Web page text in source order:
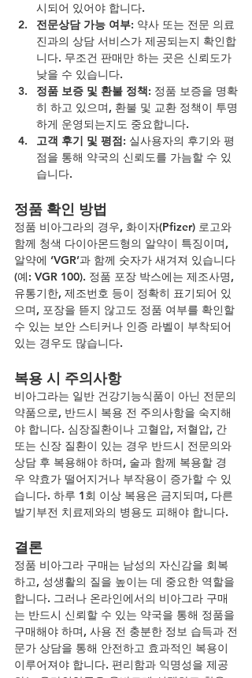
시되어 있어야 합니다.
전문상담 가능 여부: 약사 또는 전문 의료
진과의 상담 서비스가 제공되는지 확인합
니다. 무조건 판매만 하는 곳은 신뢰도가
낮을 수 있습니다.
정품 보증 및 환불 정책: 정품 보증을 명확
히 하고 있으며, 환불 및 교환 정책이 투명
하게 운영되는지도 중요합니다.
고객 후기 및 평점 : 실사용자의 후기와 평
점을 통해 약국의 신뢰도를 가늠할 수 있
습니다.
정품 확인 방법
정품 비아그라의 경우, 화이자(Pfizer) 로고와
함께 청색 다이아몬드형의 알약이 특징이며,
알약에 ‘VGR’과 함께 숫자가 새겨져 있습니다
(예: VGR 100). 정품 포장 박스에는 제조사명,
유통기한, 제조번호 등이 정확히 표기되어 있
으며, 포장을 뜯지 않고도 정품 여부를 확인할
수 있는 보안 스티커나 인증 라벨이 부착되어
있는 경우도 많습니다.
복용 시 주의사항
비아그라는 일반 건강기능식품이 아닌 전문의
약품으로, 반드시 복용 전 주의사항을 숙지해
야 합니다. 심장질환이나 고혈압, 저혈압, 간
또는 신장 질환이 있는 경우 반드시 전문의와
상담 후 복용해야 하며, 술과 함께 복용할 경
우 약효가 떨어지거나 부작용이 증가할 수 있
습니다. 하루 1회 이상 복용은 금지되며, 다른
발기부전 치료제와의 병용도 피해야 합니다.
결론
정품 비아그라 구매는 남성의 자신감을 회복
하고, 성생활의 질을 높이는 데 중요한 역할을
합니다. 그러나 온라인에서의 비아그라 구매
는 반드시 신뢰할 수 있는 약국을 통해 정품을
구매해야 하며, 사용 전 충분한 정보 습득과 전
문가 상담을 통해 안전하고 효과적인 복용이
이루어져야 합니다. 편리함과 익명성을 제공